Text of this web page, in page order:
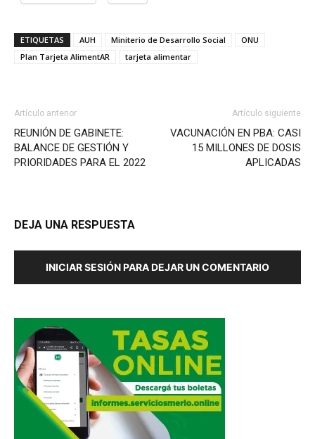
ETIQUETAS AUH Miniterio de Desarrollo Social
ONU
Plan Tarjeta AlimentAR
tarjeta alimentar
Artículo anterior
REUNIÓN DE GABINETE:
BALANCE DE GESTIÓN Y
PRIORIDADES PARA EL 2022
Artículo siguiente
VACUNACIÓN EN PBA: CASI
15 MILLONES DE DOSIS
APLICADAS
DEJA UNA RESPUESTA
INICIAR SESIÓN PARA DEJAR UN COMENTARIO